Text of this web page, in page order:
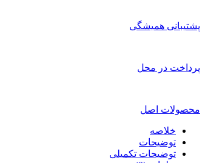
پشتیبانی همیشگی
پرداخت در محل
محصولات اصل
خلاصه
توضیحات
توضیحات تکمیلی